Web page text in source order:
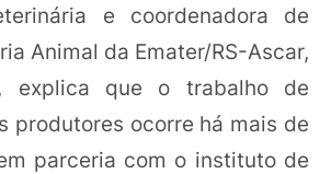
e coordenadora de
Animal da Emater/RS-Ascar,
explica que o trabalho de
produtores ocorre há mais de
parceria com o instituto de